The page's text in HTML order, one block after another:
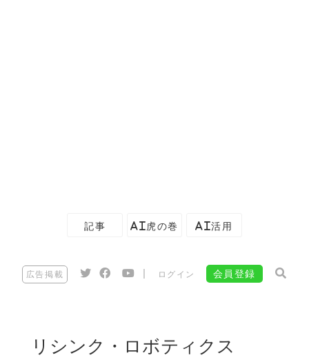
記事 AI虎の巻 AI活用
広告掲載 ログイン 会員登録
リシンク・ロボティクス